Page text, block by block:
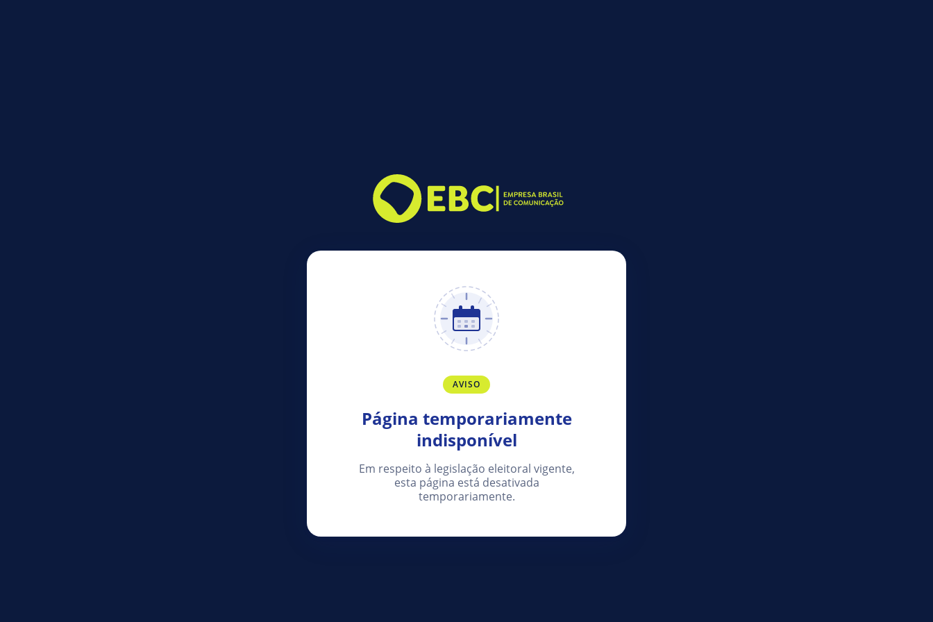
AVISO
Página temporariamente
indisponível
Em respeito à legislação eleitoral vigente,
esta página está desativada
temporariamente.